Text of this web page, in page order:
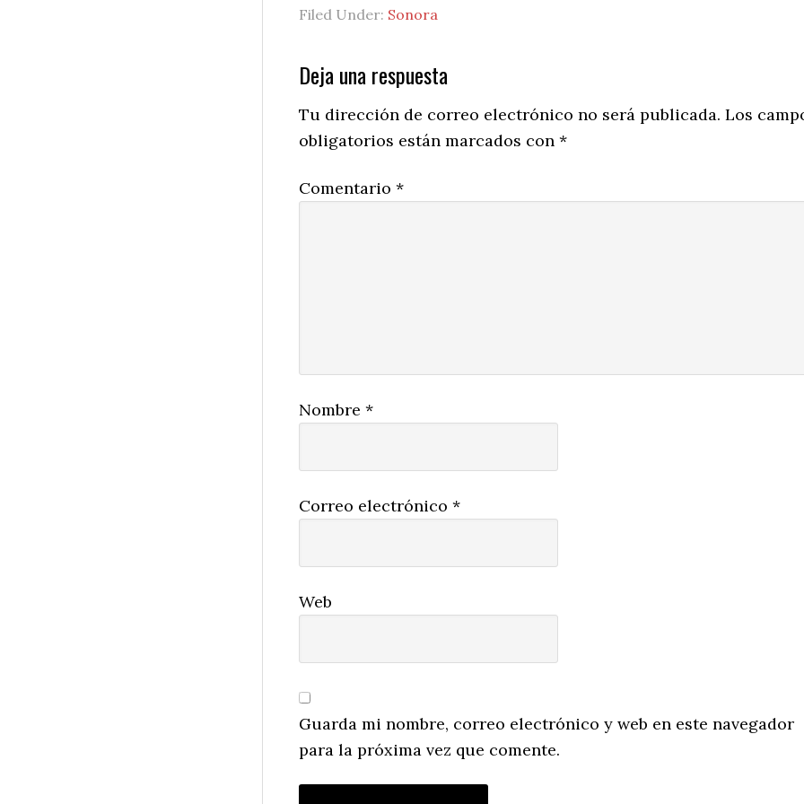
Filed Under: Sonora
Reader
Interactions
Deja una respuesta
Tu dirección de correo electrónico no será publicada. Los
obligatorios están marcados con *
Comentario *
Nombre *
Correo electrónico *
Web
Guarda mi nombre, correo electrónico y web en este navegador
para la próxima vez que comente.